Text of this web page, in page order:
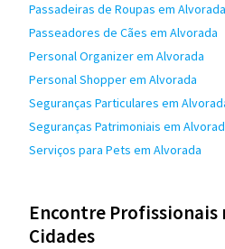
Passadeiras de Roupas em Alvorada
Passeadores de Cães em Alvorada
Personal Organizer em Alvorada
Personal Shopper em Alvorada
Seguranças Particulares em
Seguranças Patrimoniais em
Serviços para Pets em Alvorada
Encontre Profissionais
Cidades